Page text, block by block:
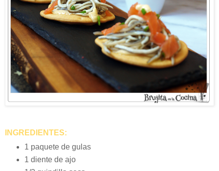
INGREDIENTES:
1 paquete de gulas
1 diente de ajo